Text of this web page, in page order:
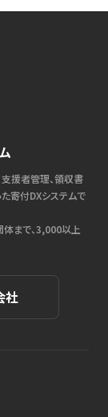
支援者管理、領収書
寄付DXシステムで
まで、3,000以上
社